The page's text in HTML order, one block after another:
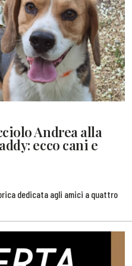
Andrea alla
ecco cani e
dedicata agli amici a quattro